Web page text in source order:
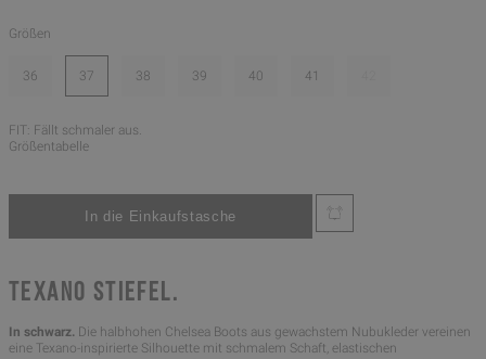
Größen
36 37 38 39 40 41
FIT: Fällt schmaler aus.
Größentabelle
TEXANO STIEFEL.
In schwarz. Die halbhohen Chelsea Boots aus gewachstem Nubukleder vereinen
eine Texano-inspirierte Silhouette mit schmalem Schaft, elastischen